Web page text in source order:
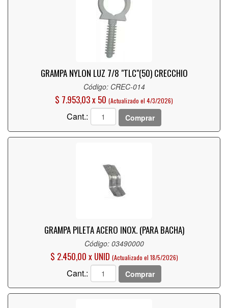
GRAMPA NYLON LUZ 7/8 "TLC"(50) CRECCHIO
Código: CREC-014
$ 7.953,03 x 50 (Actualizado el 4/3/2026)
Cant.: Comprar
GRAMPA PILETA ACERO INOX. (PARA BACHA)
Código: 03490000
$ 2.450,00 x UNID (Actualizado el 18/5/2026)
Cant.: Comprar